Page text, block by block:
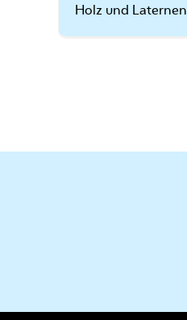
Holz und Laternen